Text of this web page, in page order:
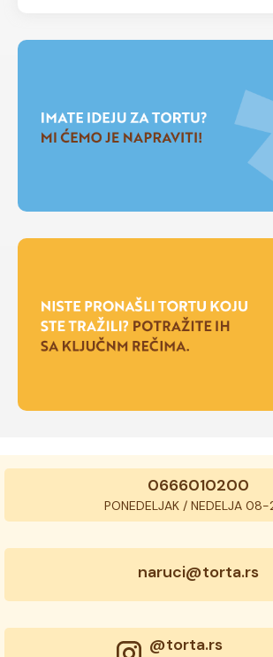
0666010200
PONEDELJAK / NEDELJA 08-
naruci@torta.rs
@torta.rs